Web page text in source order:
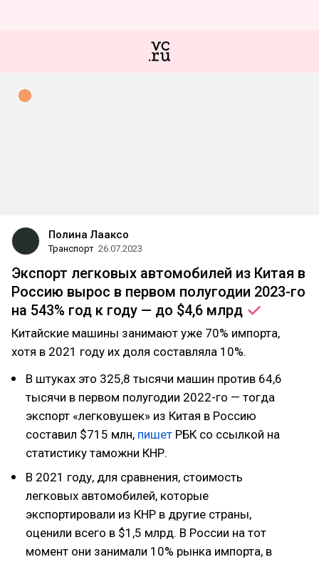
Полина Лааксо
Транспорт 26.07.2023
Экспорт легковых автомобилей из Китая в
Россию вырос в первом полугодии 2023-го
на 543% год к году — до $4,6 млрд
Китайские машины занимают уже 70% импорта,
хотя в 2021 году их доля составляла 10%.
В штуках это 325,8 тысячи машин против 64,6
тысячи в первом полугодии 2022-го — тогда
экспорт «легковушек» из Китая в Россию
составил $715 млн, пишет РБК со ссылкой на
статистику таможни КНР.
В 2021 году, для сравнения, стоимость
легковых автомобилей, которые
экспортировали из КНР в другие страны,
оценили всего в $1,5 млрд. В России на тот
момент они занимали 10% рынка импорта, в